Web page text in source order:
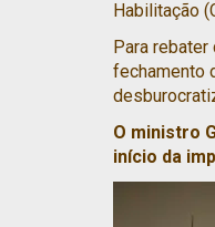
Habilitação
Para
fechamento
O ministro
início da